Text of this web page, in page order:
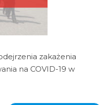
zakażenia
na COVID-19 w